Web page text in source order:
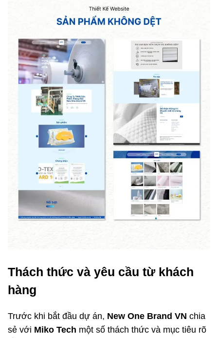
Thách thức và yêu cầu từ khách
hàng
Trước khi bắt đầu dự án, New One Brand VN chia
sẻ với Miko Tech một số thách thức và mục tiêu rõ